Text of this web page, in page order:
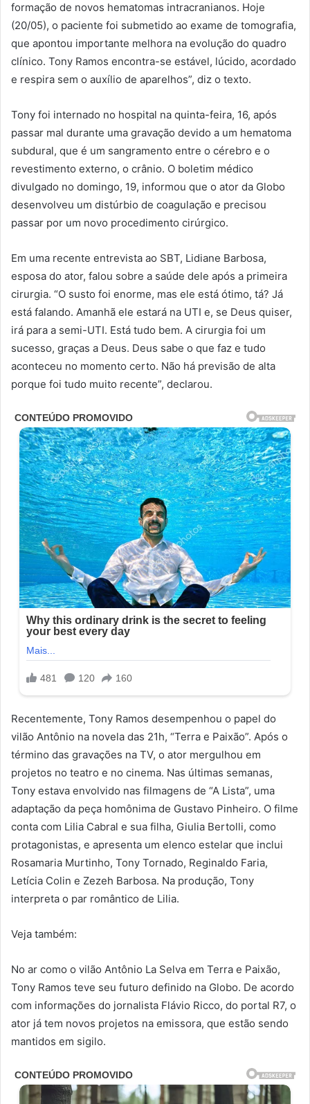
formação de novos hematomas intracranianos. Hoje
(20/05), o paciente foi submetido ao exame de tomografia,
que apontou importante melhora na evolução do quadro
clínico. Tony Ramos encontra-se estável, lúcido, acordado
e respira sem o auxílio de aparelhos”, diz o texto.
Tony foi internado no hospital na quinta-feira, 16, após
passar mal durante uma gravação devido a um hematoma
subdural, que é um sangramento entre o cérebro e o
revestimento externo, o crânio. O boletim médico
divulgado no domingo, 19, informou que o ator da Globo
desenvolveu um distúrbio de coagulação e precisou
passar por um novo procedimento cirúrgico.
Em uma recente entrevista ao SBT, Lidiane Barbosa,
esposa do ator, falou sobre a saúde dele após a primeira
cirurgia. “O susto foi enorme, mas ele está ótimo, tá? Já
está falando. Amanhã ele estará na UTI e, se Deus quiser,
irá para a semi-UTI. Está tudo bem. A cirurgia foi um
sucesso, graças a Deus. Deus sabe o que faz e tudo
aconteceu no momento certo. Não há previsão de alta
porque foi tudo muito recente”, declarou.
Recentemente, Tony Ramos desempenhou o papel do
vilão Antônio na novela das 21h, “Terra e Paixão”. Após o
término das gravações na TV, o ator mergulhou em
projetos no teatro e no cinema. Nas últimas semanas,
Tony estava envolvido nas filmagens de “A Lista”, uma
adaptação da peça homônima de Gustavo Pinheiro. O filme
conta com Lilia Cabral e sua filha, Giulia Bertolli, como
protagonistas, e apresenta um elenco estelar que inclui
Rosamaria Murtinho, Tony Tornado, Reginaldo Faria,
Letícia Colin e Zezeh Barbosa. Na produção, Tony
interpreta o par romântico de Lilia.
Veja também:
No ar como o vilão Antônio La Selva em Terra e Paixão,
Tony Ramos teve seu futuro definido na Globo. De acordo
com informações do jornalista Flávio Ricco, do portal R7, o
ator já tem novos projetos na emissora, que estão sendo
mantidos em sigilo.